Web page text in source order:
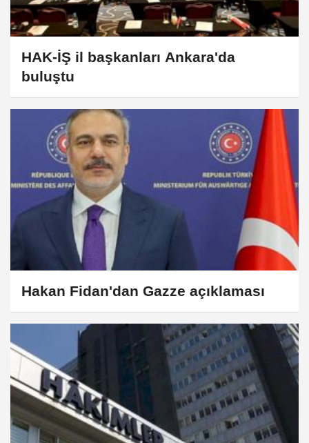
HAK-İŞ il başkanları Ankara'da
buluştu
Hakan Fidan'dan Gazze açıklaması